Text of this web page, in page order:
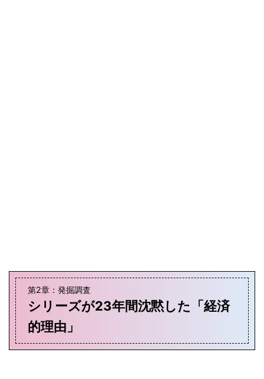
第2章：発掘調査
シリーズが23年間沈黙した「経済
的理由」